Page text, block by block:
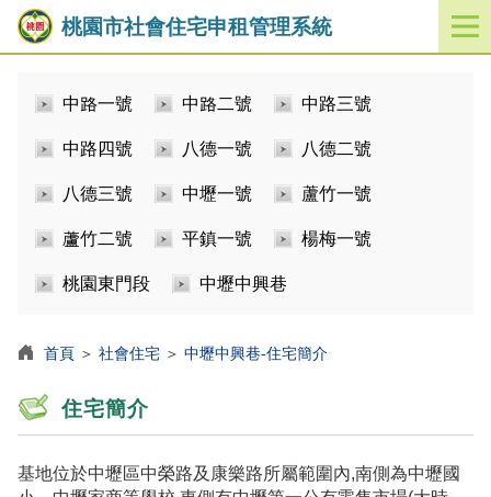
桃園市社會住宅申租管理系統
開
啟
中路一號 中路二號 中路三號
中路四號 八德一號 八德二號
八德三號 中壢一號 蘆竹一號
蘆竹二號 平鎮一號 楊梅一號
桃園東門段 中壢中興巷
首頁 ＞ 社會住宅 ＞ 中壢中興巷-住宅簡介
住宅簡介
基地位於中壢區中榮路及康樂路所屬範圍內,南側為中壢國